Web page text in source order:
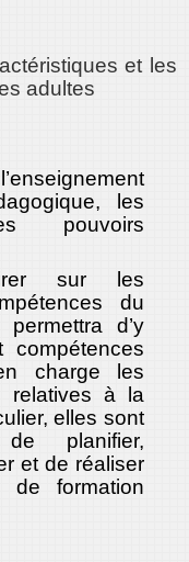
et les
adultes
les
pouvoirs
sur les
du
d’y
charge les
relatives à la
elles sont
planifier,
et de réaliser
formation